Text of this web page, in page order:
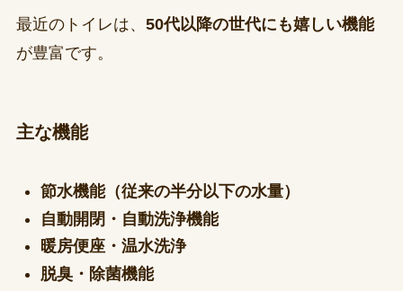
最近のトイレは、 50代以降の世代にも嬉しい機能
が豊富です。
主な機能
節水機能（従来の半分以下の水量）
自動開閉・自動洗浄機能
暖房便座・温水洗浄
脱臭・除菌機能